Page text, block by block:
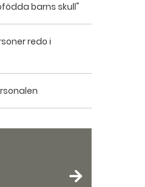
barns skull"
redo i